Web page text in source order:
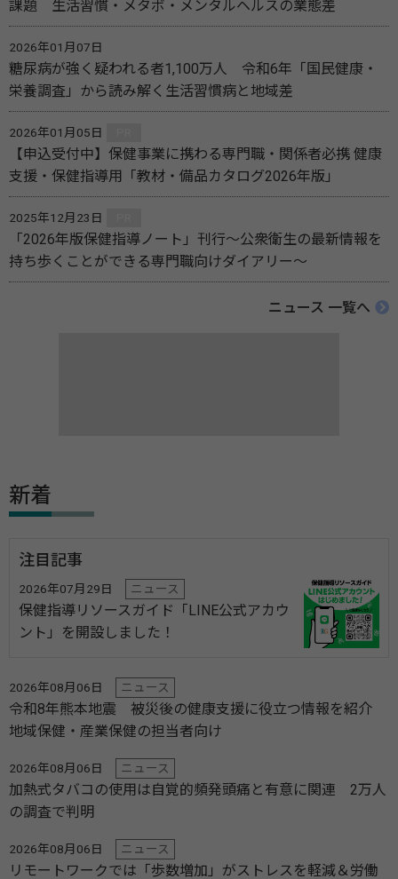
課題 生活習慣・メタボ・メンタルヘルスの業態差
2026年01月07日
糖尿病が強く疑われる者1,100万人 令和6年「国民健康・
栄養調査」から読み解く生活習慣病と地域差
2026年01月05日
【申込受付中】保健事業に携わる専門職・関係者必携 健康
支援・保健指導用「教材・備品カタログ2026年版」
2025年12月23日
「2026年版保健指導ノート」刊行～公衆衛生の最新情報を
持ち歩くことができる専門職向けダイアリー～
ニュース 一覧へ
新着
注目記事
2026年07月29日 ニュース
保健指導リソースガイド「LINE公式アカウ
ント」を開設しました！
2026年08月06日 ニュース
令和8年熊本地震 被災後の健康支援に役立つ情報を紹介
地域保健・産業保健の担当者向け
2026年08月06日 ニュース
加熱式タバコの使用は自覚的頻発頭痛と有意に関連 2万人
の調査で判明
2026年08月06日 ニュース
リモートワークでは「歩数増加」がストレスを軽減＆労働